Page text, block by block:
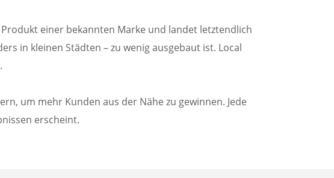
einer bekannten Marke und landet letztendlich
in kleinen Städten – zu wenig ausgebaut ist. Local
um mehr Kunden aus der Nähe zu gewinnen. Jede
erscheint.